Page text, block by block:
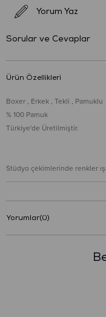
Yorum Yaz
Sorular ve Cevaplar
Ürün Özellikleri
Boxer , Erkek , Tekli , Pamuklu
% 100 Pamuk
Türkiye'de Üretilmiştir.
Stüdyo çekimlerinde renkler
Yorumlar(0)